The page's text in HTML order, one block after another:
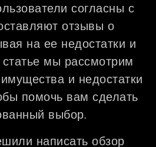
согласны с
отзывы о
на ее недостатки и
мы рассмотрим
и недостатки
помочь вам сделать
выбор.
написать обзор